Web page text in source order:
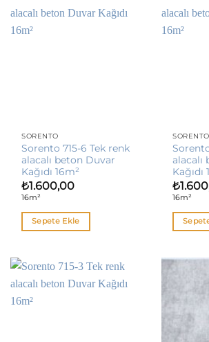
SORENTO
Sorento 715-6 Tek renk
alacalı beton Duvar
Kağıdı 16m²
₺1.600,00
16m²
Sepete Ekle
SORENTO
alacalı
Kağıdı
₺
16m²